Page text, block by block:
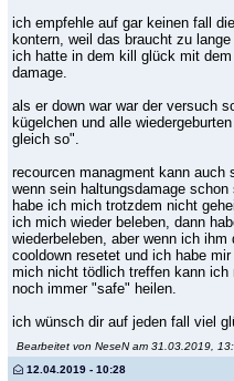
ich empfehle auf gar keinen fall
kontern, weil das braucht zu
ich hatte in dem kill glück mit
damage.
als er down war war der versuch
kügelchen und alle
gleich so".
recourcen managment kann
wenn sein haltungsdamage
habe ich mich trotzdem nicht
ich mich wieder beleben, dann
wiederbeleben, aber wenn ich
cooldown resetet und ich habe
mich nicht tödlich treffen kann ich
noch immer "safe" heilen.
ich wünsch dir auf jeden fall viel
Bearbeitet von NeseN am 31.03.2019,
12.04.2019 - 10:28